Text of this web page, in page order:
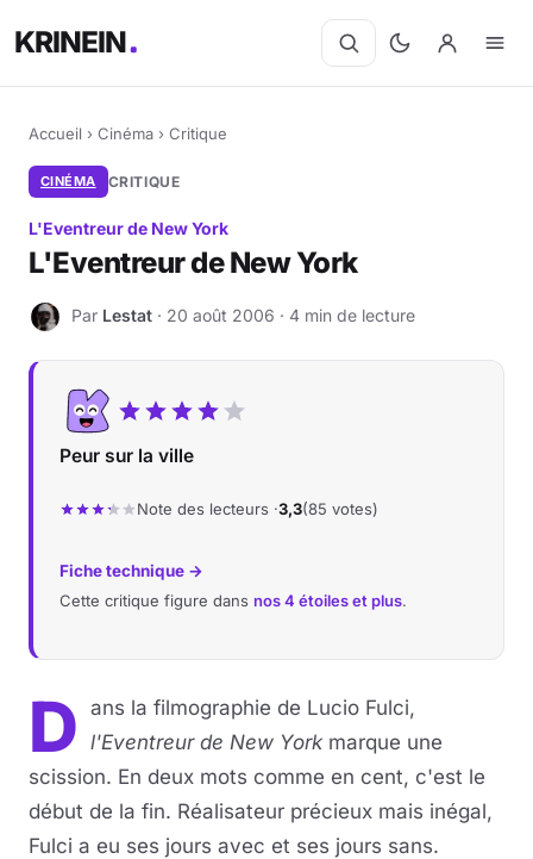
KRINEIN
Accueil › Cinéma › Critique
CINÉMA CRITIQUE
L'Eventreur de New York
L'Eventreur de New York
L Par Lestat · 20 août 2006 · 4 min de lecture
Peur sur la ville
Note des lecteurs ·3,3(85 votes)
Fiche technique →
Cette critique figure dans nos 4 étoiles et plus.
D ans la filmographie de Lucio Fulci,
l'Eventreur de New York marque une
scission. En deux mots comme en cent, c'est le
début de la fin. Réalisateur précieux mais inégal,
Fulci a eu ses jours avec et ses jours sans.